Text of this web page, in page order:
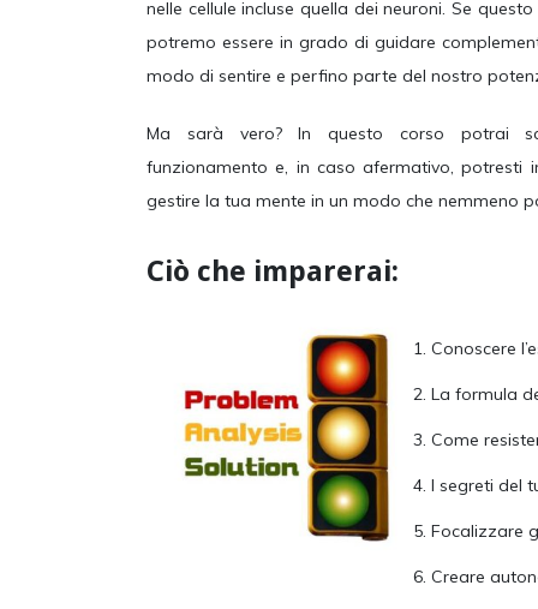
nelle cellule incluse quella dei neuroni. Se
potremo essere in grado di guidare
modo di sentire e perfino parte del nostro
Ma sarà vero? In questo corso potrai
funzionamento e, in caso afermativo, potresti
gestire la tua mente in un modo che nemmeno
Ciò che imparerai:
Conoscere
La formula
Come
I segreti del
Focalizzare
Creare